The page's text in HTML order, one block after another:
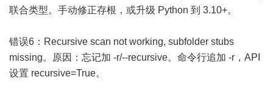
联合类型。手动修正存根，或升级 Python 到 3.10+。
错误6：Recursive scan not working, subfolder stubs
missing。原因：忘记加 -r/--recursive。命令行追加 -r，API
设置 recursive=True。